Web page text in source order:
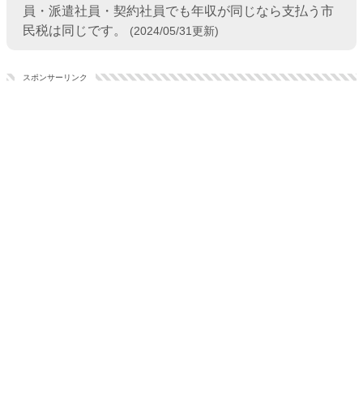
員・派遣社員・契約社員でも年収が同じなら支払う市
民税は同じです。 (2024/05/31更新)
スポンサーリンク